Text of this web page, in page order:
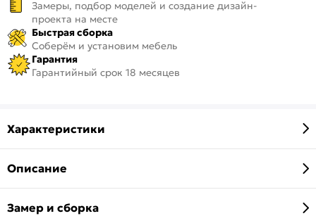
Замеры, подбор моделей и создание дизайн-
проекта на месте
Быстрая сборка
Соберём и установим мебель
Гарантия
Гарантийный срок 18 месяцев
Характеристики
Описание
Замер и сборка